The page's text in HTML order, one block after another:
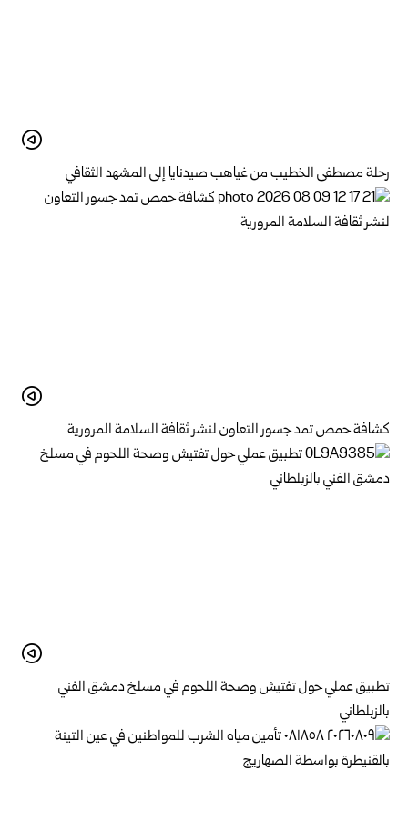
رحلة مصطفى الخطيب من غياهب صيدنايا إلى المشهد الثقافي
كشافة حمص تمد جسور التعاون لنشر ثقافة السلامة المرورية
تطبيق عملي حول تفتيش وصحة اللحوم في مسلخ ‏دمشق الفني
بالزبلطاني